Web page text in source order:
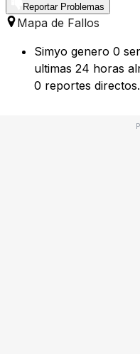
Reportar Problemas
Mapa de Fallos
Simyo genero 0
ultimas 24 horas
0 reportes directos.